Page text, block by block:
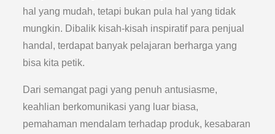
hal yang mudah, tetapi bukan pula hal yang tidak
mungkin. Dibalik kisah-kisah inspiratif para penjual
handal, terdapat banyak pelajaran berharga yang
bisa kita petik.
Dari semangat pagi yang penuh antusiasme,
keahlian berkomunikasi yang luar biasa,
pemahaman mendalam terhadap produk, kesabaran